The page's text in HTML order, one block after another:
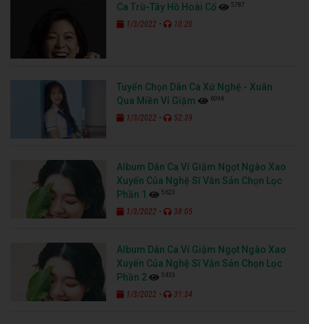
Ca Trù-Tây Hồ Hoài Cổ 5787
1/3/2022 - 10:20
Tuyển Chọn Dân Ca Xứ Nghệ - Xuân
Qua Miền Ví Giặm
6096
1/3/2022 - 52:39
Album Dân Ca Ví Giặm Ngọt Ngào Xao
Xuyến Của Nghệ Sĩ Văn Sản Chọn Lọc
Phần 1
5623
1/3/2022 - 38:05
Album Dân Ca Ví Giặm Ngọt Ngào Xao
Xuyến Của Nghệ Sĩ Văn Sản Chọn Lọc
Phần 2
5433
1/3/2022 - 31:34